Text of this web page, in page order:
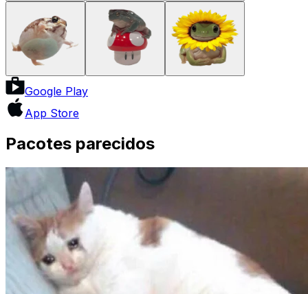
Google Play
App Store
Pacotes parecidos